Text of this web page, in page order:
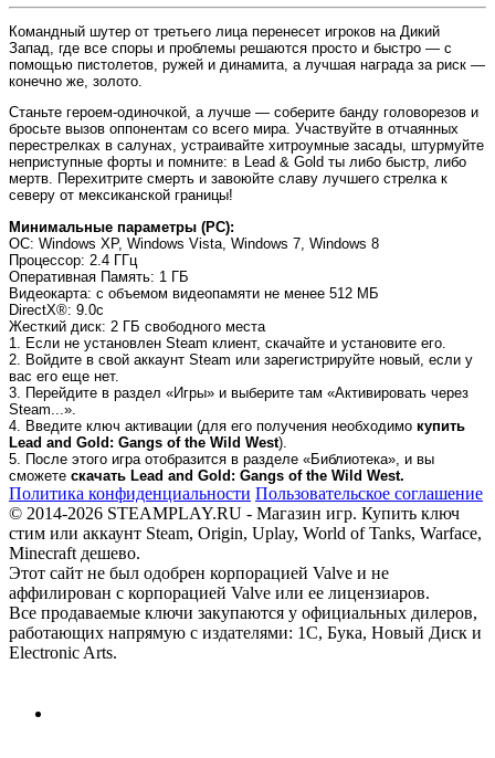
Командный шутер от третьего лица перенесет игроков на Дикий
Запад, где все споры и проблемы решаются просто и быстро — с
помощью пистолетов, ружей и динамита, а лучшая награда за риск —
конечно же, золото.
Станьте героем-одиночкой, а лучше — соберите банду головорезов и
бросьте вызов оппонентам со всего мира. Участвуйте в отчаянных
перестрелках в салунах, устраивайте хитроумные засады, штурмуйте
неприступные форты и помните: в Lead & Gold ты либо быстр, либо
мертв. Перехитрите смерть и завоюйте славу лучшего стрелка к
северу от мексиканской границы!
Минимальные параметры (PC):
OC: Windows XP, Windows Vista, Windows 7, Windows 8
Процессор: 2.4 ГГц
Оперативная Память: 1 ГБ
Видеокарта: с объемом видеопамяти не менее 512 МБ
DirectX®: 9.0с
Жесткий диск: 2 ГБ свободного места
1. Если не установлен Steam клиент, скачайте и установите его.
2. Войдите в свой аккаунт Steam или зарегистрируйте новый, если у
вас его еще нет.
3. Перейдите в раздел «Игры» и выберите там «Активировать через
Steam...».
4. Введите ключ активации (для его получения необходимо купить
Lead and Gold: Gangs of the Wild West).
5. После этого игра отобразится в разделе «Библиотека», и вы
сможете скачать Lead and Gold: Gangs of the Wild West.
Политика конфиденциальности Пользовательское соглашение
© 2014-2026 STEAMPLAY.RU - Магазин игр. Купить ключ
стим или аккаунт Steam, Origin, Uplay, World of Tanks, Warface,
Minecraft дешево.
Этот сайт не был одобрен корпорацией Valve и не
аффилирован с корпорацией Valve или ее лицензиаров.
Все продаваемые ключи закупаются у официальных дилеров,
работающих напрямую с издателями: 1С, Бука, Новый Диск и
Electronic Arts.